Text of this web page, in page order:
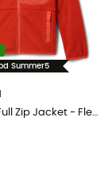
Summer5
Fast Trek V Full Zip Jacket - Fleecetröjor - Børn